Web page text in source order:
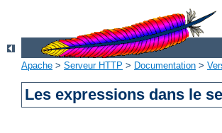
Apache > Serveur HTTP > Documentation >
Les expressions dans le